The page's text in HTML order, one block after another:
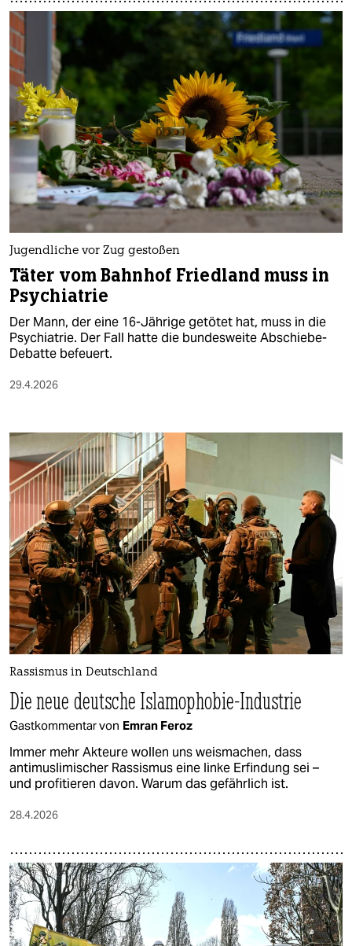
Jugendliche vor Zug gestoßen
Täter vom Bahnhof Friedland muss in
Psychiatrie
Der Mann, der eine 16-Jährige getötet hat, muss in die
Psychiatrie. Der Fall hatte die bundesweite Abschiebe-
Debatte befeuert.
29.4.2026
Rassismus in Deutschland
Die neue deutsche Islamophobie-Industrie
Gastkommentar von Emran Feroz
Immer mehr Akteure wollen uns weismachen, dass
antimuslimischer Rassismus eine linke Erfindung sei –
und profitieren davon. Warum das gefährlich ist.
28.4.2026